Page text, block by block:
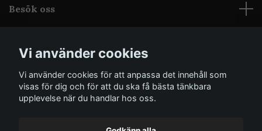
Besök oss
Sociala medier
Vi använder cookies
Vi använder cookies för att anpassa det innehåll som
visas för dig och för att du ska få bästa tänkbara
upplevelse när du handlar hos oss.